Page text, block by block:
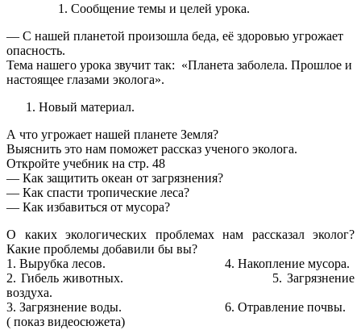
Сообщение темы и целей урока.
— С нашей планетой произошла беда, её здоровью угрожает
опасность.
Тема нашего урока звучит так: «Планета заболела. Прошлое и
настоящее глазами эколога».
Новый материал.
А что угрожает нашей планете Земля?
Выяснить это нам поможет рассказ ученого эколога.
Откройте учебник на стр. 48
— Как защитить океан от загрязнения?
— Как спасти тропические леса?
— Как избавиться от мусора?
О каких экологических проблемах нам рассказал эколог?
Какие проблемы добавили бы вы?
1. Вырубка лесов. 4. Накопление мусора.
2. Гибель животных. 5. Загрязнение
воздуха.
3. Загрязнение воды. 6. Отравление почвы.
( показ видеосюжета)